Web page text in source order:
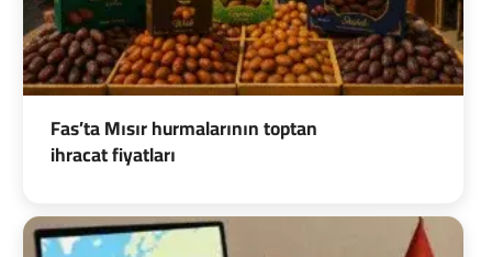
Fas’ta Mısır hurmalarının toptan
ihracat fiyatları